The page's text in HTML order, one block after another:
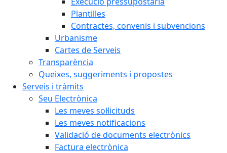
Plantilles
Contractes, convenis i subvencions
Urbanisme
Cartes de Serveis
Transparència
Queixes, suggeriments i propostes
Serveis i tràmits
Seu Electrònica
Les meves sol·licituds
Les meves notificacions
Validació de documents electrònics
Factura electrònica